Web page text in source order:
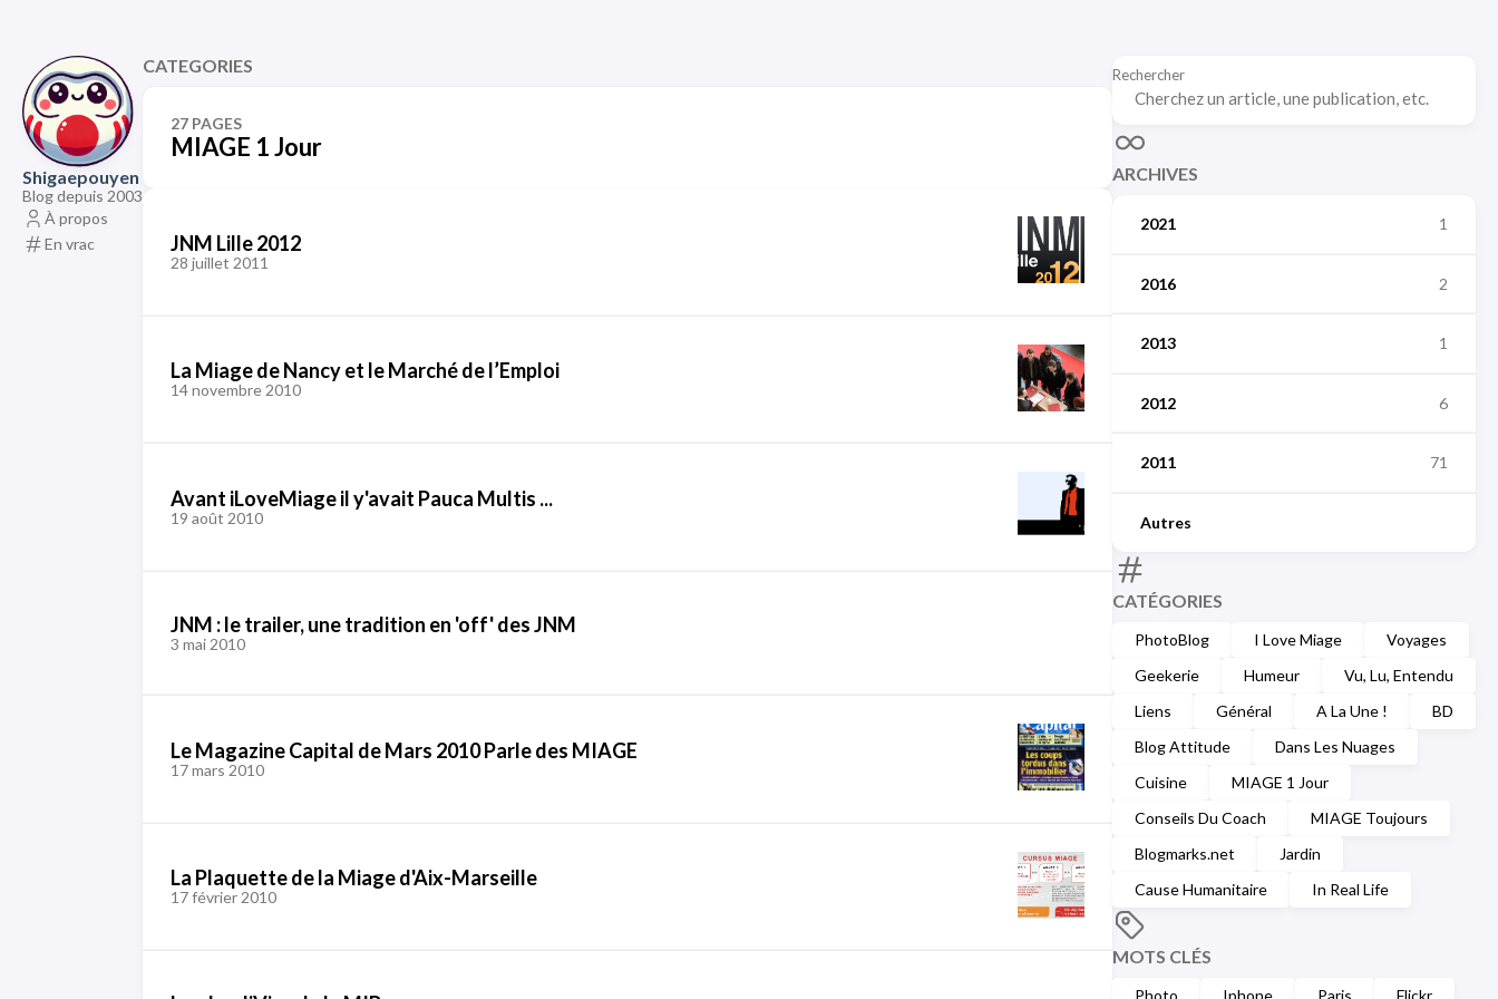
Shigaepouyen
Blog depuis 2003
À propos
En vrac
Rechercher
ARCHIVES
2021 1
2016 2
2013 1
2012 6
2011 71
Autres
CATÉGORIES
PhotoBlog I Love Miage
Voyages
Geekerie
Humeur
Vu, Lu, Entendu
Liens
Général A La Une !
BD
Blog Attitude
Dans Les Nuages
Cuisine
MIAGE 1 Jour
Conseils Du Coach
MIAGE Toujours
Blogmarks.net
Jardin
Cause Humanitaire
In Real Life
MOTS CLÉS
Photo Iphone Paris Flickr
CATEGORIES
27 PAGES
MIAGE 1 Jour
JNM Lille 2012
28 juillet 2011
La Miage de Nancy et le Marché de l’Emploi
14 novembre 2010
Avant iLoveMiage il y'avait Pauca Multis ...
19 août 2010
JNM : le trailer, une tradition en 'off' des JNM
3 mai 2010
Le Magazine Capital de Mars 2010 Parle des MIAGE
17 mars 2010
La Plaquette de la Miage d'Aix-Marseille
17 février 2010